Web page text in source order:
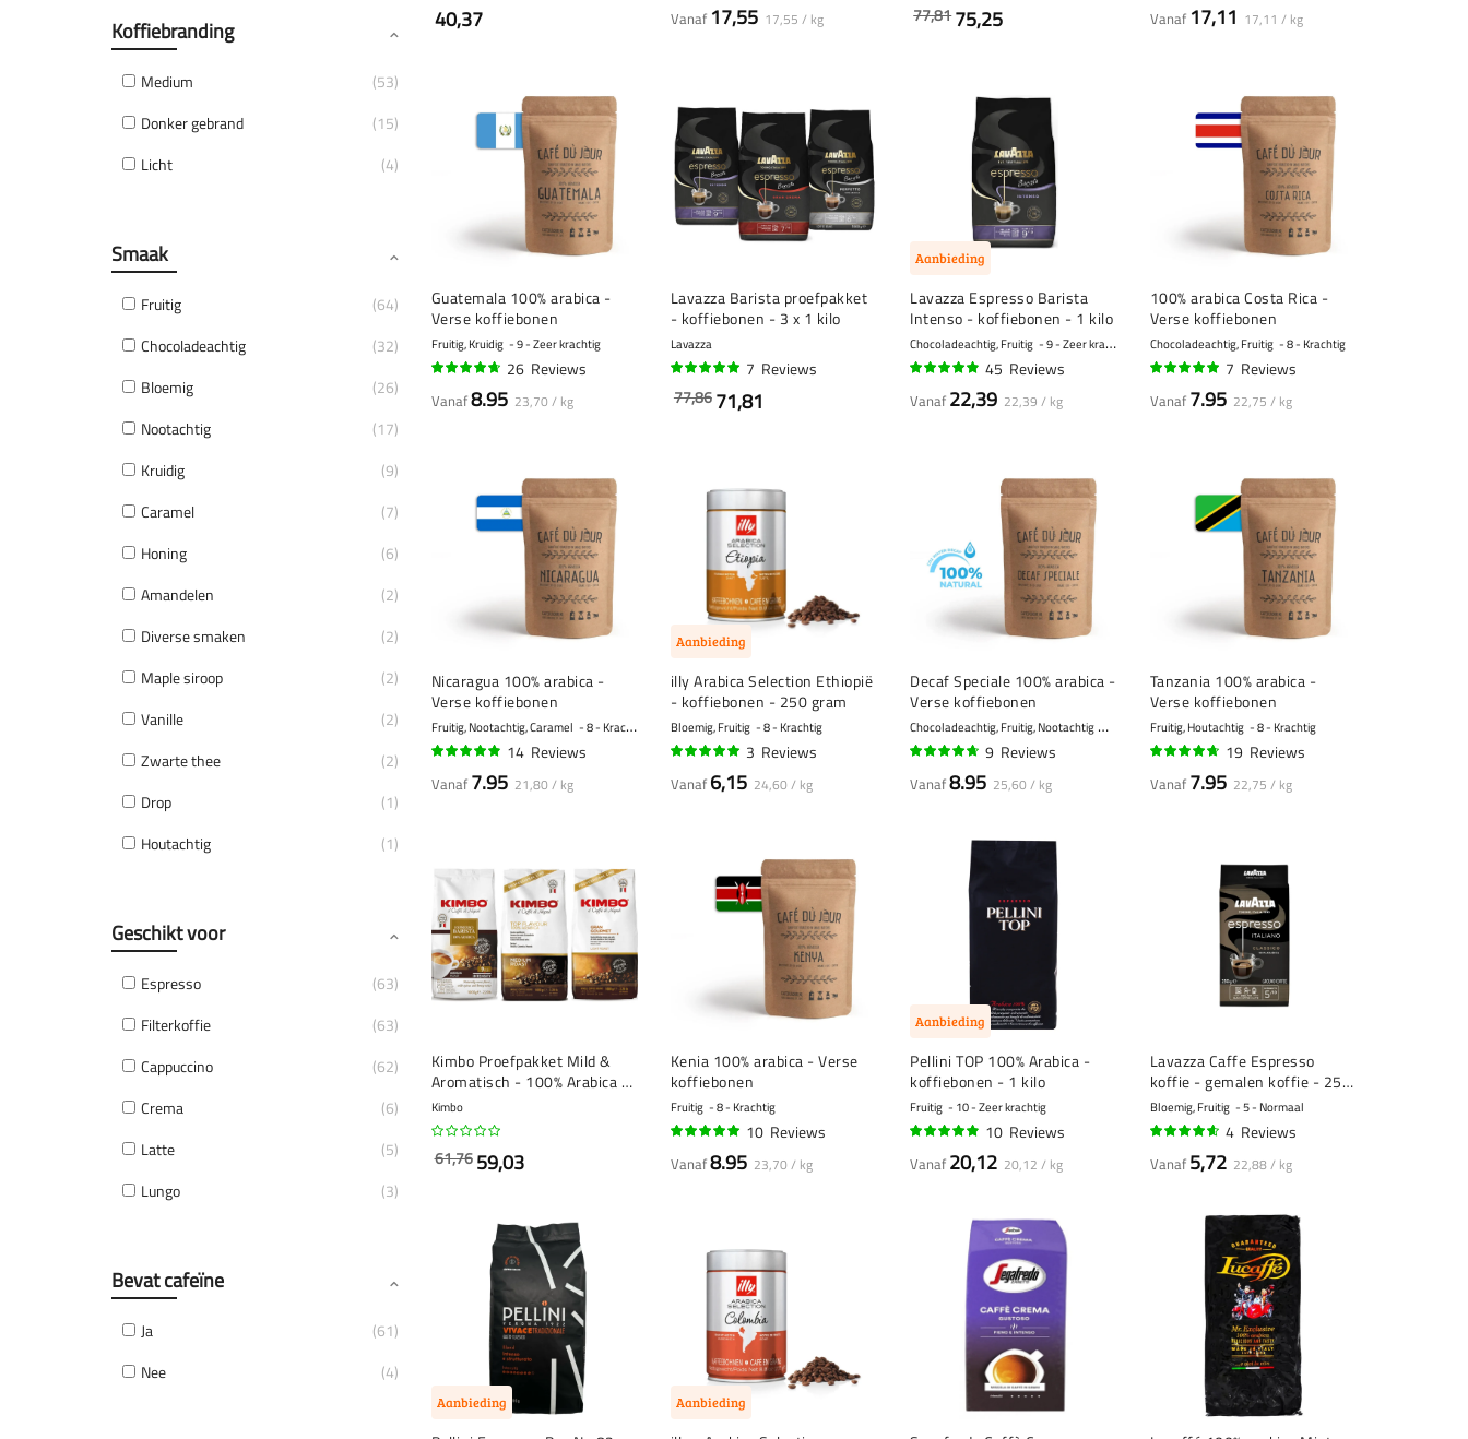
40,37 Vanaf 17,55 17,55 / kg 75,25
77,81 Vanaf 17,11 17,11 / kg
Guatemala 100% arabica -
Verse koffiebonen
Fruitig, Kruidig 9 - Zeer krachtig
26 Reviews
Vanaf8.95 23,70 / kg
Lavazza Barista proefpakket
- koffiebonen - 3 x 1 kilo
Lavazza
7 Reviews
71,81
77,86
Aanbieding
Lavazza Espresso Barista
Intenso - koffiebonen - 1 kilo
Chocoladeachtig, Fruitig 9 - Zeer krachtig
45 Reviews
Vanaf 22,39 22,39 / kg
100% arabica Costa Rica -
Verse koffiebonen
Chocoladeachtig, Fruitig 8 - Krachtig
7 Reviews
Vanaf 7.95 22,75 / kg
Nicaragua 100% arabica -
Verse koffiebonen
Fruitig, Nootachtig, Caramel 8 - Krachtig
14 Reviews
Vanaf 7.95 21,80 / kg
Aanbieding
illy Arabica Selection Ethiopië
- koffiebonen - 250 gram
Bloemig, Fruitig 8 - Krachtig
3 Reviews
Vanaf 6,15 24,60 / kg
Decaf Speciale 100% arabica -
Verse koffiebonen
Chocoladeachtig, Fruitig, Nootachtig 5 - Normaal
9 Reviews
Vanaf8.95 25,60 / kg
Tanzania 100% arabica -
Verse koffiebonen
Fruitig, Houtachtig 8 - Krachtig
19 Reviews
Vanaf 7.95 22,75 / kg
Kimbo Proefpakket Mild &
Aromatisch - 100% Arabica -
3 x 1 kilo
Kimbo
59,03
61,76
Kenia 100% arabica - Verse
koffiebonen
Fruitig 8 - Krachtig
10 Reviews
Vanaf8.95 23,70 / kg
Aanbieding
Pellini TOP 100% Arabica -
koffiebonen - 1 kilo
Fruitig 10 - Zeer krachtig
10 Reviews
Vanaf 20,12 20,12 / kg
Lavazza Caffe Espresso
koffie - gemalen koffie - 250
gram
Bloemig, Fruitig 5 - Normaal
4 Reviews
Vanaf 5,72 22,88 / kg
Aanbieding Aanbieding
Koffiebranding
Medium
53
Donker gebrand
15
Licht
4
Smaak
Fruitig
64
Chocoladeachtig
32
Bloemig
26
Nootachtig
17
Kruidig
9
Caramel
7
Honing
6
Amandelen
2
Diverse smaken
2
Maple siroop
2
Vanille
2
Zwarte thee
2
Drop
1
Houtachtig
1
Geschikt voor
Espresso
63
Filterkoffie
63
Cappuccino
62
Crema
6
Latte
5
Lungo
3
Bevat cafeïne
Ja
61
Nee
4